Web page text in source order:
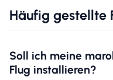
Häufig gestellte
Soll ich meine
Flug installieren?